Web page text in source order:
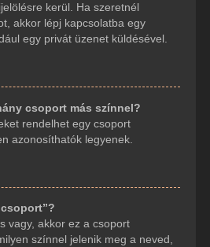
kerül. Ha szeretnél
akkor lépj kapcsolatba egy
egy privát üzenet küldésével.
csoport más színnel?
rendelhet egy csoport
azonosíthatók legyenek.
vagy, akkor ez a csoport
színnel jelenik meg a neved,